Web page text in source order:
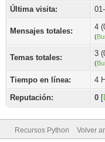
Última visita:
Mensajes totales: 4
(
Temas totales: 3
(
Tiempo en línea:
4
Reputación:
0 [
Recursos Python Volver